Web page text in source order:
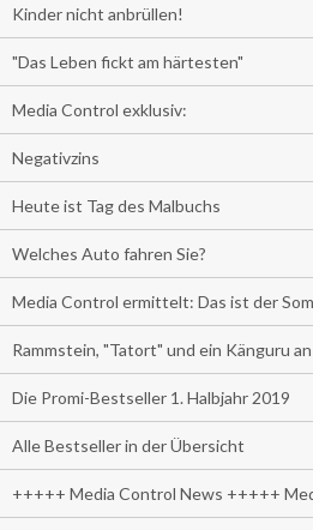
Kinder nicht anbrüllen!
"Das Leben fickt am härtesten"
Media Control exklusiv:
Negativzins
Heute ist Tag des Malbuchs
Welches Auto fahren Sie?
Media Control ermittelt: Das ist der
Rammstein, "Tatort" und ein Känguru
Die Promi-Bestseller 1. Halbjahr 2019
Alle Bestseller in der Übersicht
+++++ Media Control News +++++